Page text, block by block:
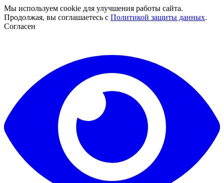
Мы используем cookie для улучшения работы сайта.
Продолжая, вы соглашаетесь с Политикой защиты данных.
Согласен